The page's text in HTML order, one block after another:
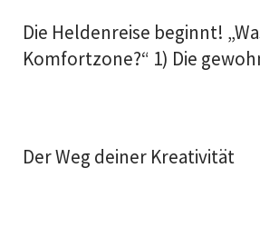
Die Heldenreise beginnt!
Komfortzone?“ 1) Die
Der Weg deiner Kreativität